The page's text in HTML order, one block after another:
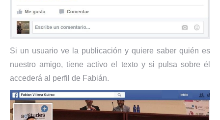
Si un usuario ve la publicación y quiere saber quién es
nuestro amigo, tiene activo el texto y si pulsa sobre él
accederá al perfil de Fabián.